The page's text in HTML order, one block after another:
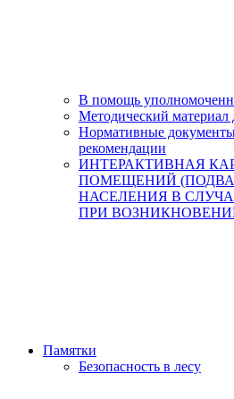
В помощь
Методический материал
Нормативные
рекомендации
ИНТЕРАКТИВНАЯ
ПОМЕЩЕНИЙ
НАСЕЛЕНИЯ В
ПРИ
Памятки
Безопасность в лесу